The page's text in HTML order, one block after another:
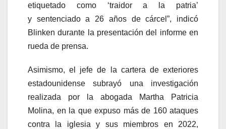
etiquetado como ‘traidor a la patria’
y sentenciado a 26 años de cárcel”, indicó
Blinken durante la presentación del informe en
rueda de prensa.
Asimismo, el jefe de la cartera de exteriores
estadounidense subrayó una investigación
realizada por la abogada Martha Patricia
Molina, en la que expuso más de 160 ataques
contra la iglesia y sus miembros en 2022,